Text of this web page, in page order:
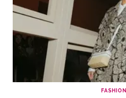
FASHION